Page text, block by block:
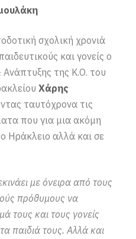
σχολική χρονιά
και γονείς ο
Ανάπτυξης της Κ.Ο. του
Χάρης
ταυτόχρονα τις
που για μια ακόμη
Ηράκλειο αλλά και σε
με όνειρα από τους
πρόθυμους να
τους και τους γονείς
παιδιά τους. Αλλά και